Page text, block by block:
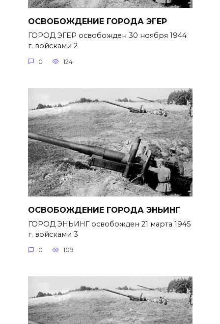
ОСВОБОЖДЕНИЕ ГОРОДА ЭГЕР
ГОРОД ЭГЕР освобожден 30 ноября 1944
г. войсками 2
0 124
ОСВОБОЖДЕНИЕ ГОРОДА ЭНЬИНГ
ГОРОД ЭНЬИНГ освобожден 21 марта 1945
г. войсками 3
0 109